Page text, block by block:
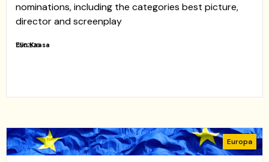
nominations, including the categories best picture,
director and screenplay
12/02/26
Elin Kaasa
Europa